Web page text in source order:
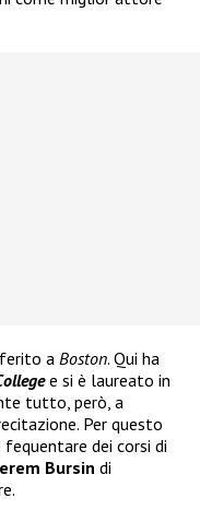
a Boston. Qui ha
e si è laureato in
tutto, però, a
Per questo
fequentare dei corsi di
Bursin di